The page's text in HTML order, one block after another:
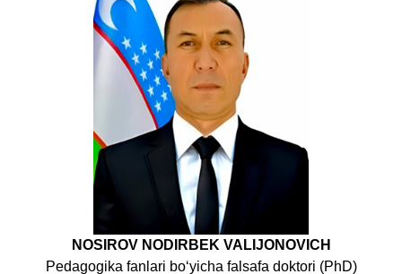
NOSIROV NODIRBEK VALIJONOVICH
Pedagogika fanlari bo‘yicha falsafa doktori (PhD)